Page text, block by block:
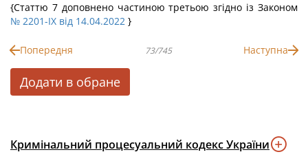
{Статтю 7 доповнено частиною третьою згідно із Законом
№ 2201-IX від 14.04.2022 }
Попередня 73/745 Наступна
Додати в обране
Кримінальний процесуальний кодекс України